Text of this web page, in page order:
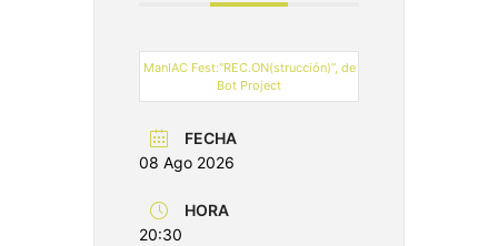
ManIAC Fest:“REC.ON(strucción)”, de
Bot Project
FECHA
08 Ago 2026
HORA
20:30